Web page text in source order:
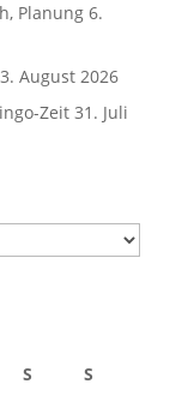
Planung 6.
3. August 2026
Zeit 31. Juli
S
S